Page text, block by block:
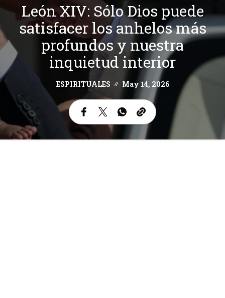
León XIV: Sólo Dios puede
satisfacer los anhelos más
profundos y nuestra
inquietud interior
ESPIRITUALES May 14, 2026